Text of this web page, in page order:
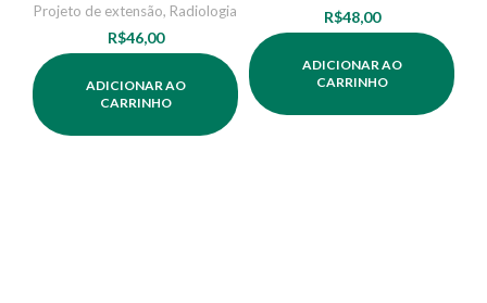
Projeto de extensão, Radiologia
R$46,00
ADICIONAR AO
CARRINHO
R$48,00
ADICIONAR AO
CARRINHO